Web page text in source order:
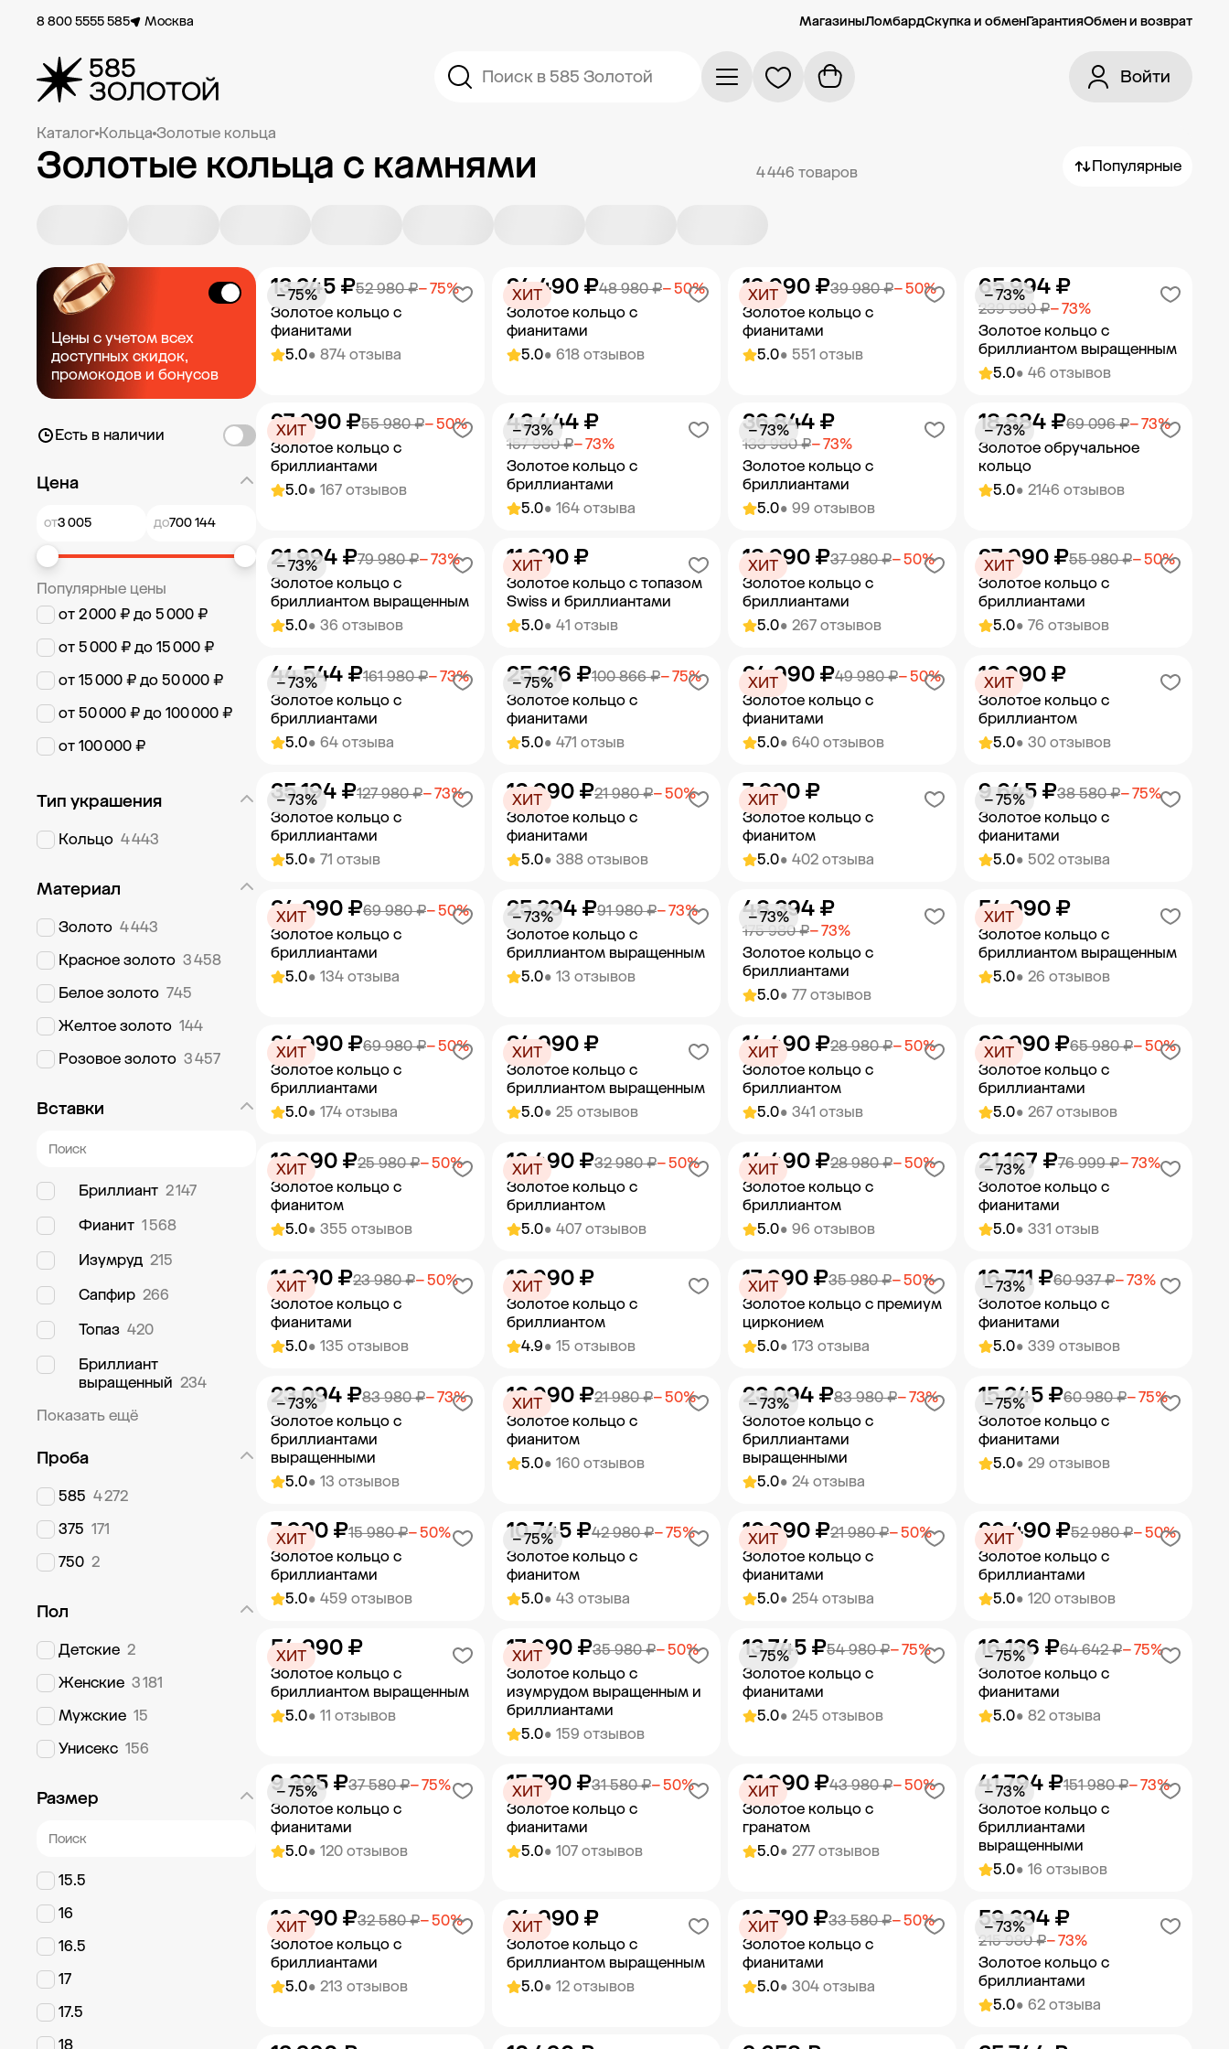
8 800 5555 585 Москва МагазиныЛомбардСкупка и обменГарантияОбмен и возврат
Поиск в 585 Золотой Войти
Каталог Кольца Золотые кольца
Золотые кольца с камнями 4 446 товаров Популярные
Цены с учетом всех
доступных скидок,
промокодов и бонусов
Есть в наличии
Цена
от до
Популярные цены
от 2 000 ₽ до 5 000 ₽
от 5 000 ₽ до 15 000 ₽
от 15 000 ₽ до 50 000 ₽
от 50 000 ₽ до 100 000 ₽
от 100 000 ₽
Тип украшения
Кольцо 4 443
Материал
Золото 4 443
Красное золото 3 458
Белое золото 745
Желтое золото 144
Розовое золото 3 457
Вставки
Бриллиант 2 147
Фианит 1 568
Изумруд 215
Сапфир 266
Топаз 420
Бриллиант
выращенный 234
Показать ещё
Проба
585 4 272
375 171
750 2
Пол
Детские 2
Женские 3 181
Мужские 15
Унисекс 156
Размер
15.5
16
16.5
17
17.5
18
5.0• 874 отзыва
Золотое кольцо с
фианитами
52 980 ₽− 75%
13 245 ₽
− 75%
Добавить в корзину
5.0• 618 отзывов
Золотое кольцо с
фианитами
48 980 ₽− 50%
24 490 ₽
ХИТ
Добавить в корзину
5.0• 551 отзыв
Золотое кольцо с
фианитами
39 980 ₽− 50%
19 990 ₽
ХИТ
Добавить в корзину
5.0• 46 отзывов
Золотое кольцо с
бриллиантом выращенным
239 980 ₽− 73%
65 994 ₽
− 73%
Добавить в корзину
5.0• 167 отзывов
Золотое кольцо с
бриллиантами
55 980 ₽− 50%
27 990 ₽
ХИТ
Добавить в корзину
5.0• 164 отзыва
Золотое кольцо с
бриллиантами
157 980 ₽− 73%
43 444 ₽
− 73%
Добавить в корзину
5.0• 99 отзывов
Золотое кольцо с
бриллиантами
133 980 ₽− 73%
36 844 ₽
− 73%
Добавить в корзину
5.0• 2146 отзывов
Золотое обручальное
кольцо
69 096 ₽− 73%
18 884 ₽
− 73%
Добавить в корзину
5.0• 36 отзывов
Золотое кольцо с
бриллиантом выращенным
79 980 ₽− 73%
21 994 ₽
− 73%
Добавить в корзину
5.0• 41 отзыв
Золотое кольцо с топазом
Swiss и бриллиантами
11 990 ₽
ХИТ
Добавить в корзину
5.0• 267 отзывов
Золотое кольцо с
бриллиантами
37 980 ₽− 50%
18 990 ₽
ХИТ
Добавить в корзину
5.0• 76 отзывов
Золотое кольцо с
бриллиантами
55 980 ₽− 50%
27 990 ₽
ХИТ
Добавить в корзину
5.0• 64 отзыва
Золотое кольцо с
бриллиантами
161 980 ₽− 73%
44 544 ₽
− 73%
Добавить в корзину
5.0• 471 отзыв
Золотое кольцо с
фианитами
100 866 ₽− 75%
25 216 ₽
− 75%
Добавить в корзину
5.0• 640 отзывов
Золотое кольцо с
фианитами
49 980 ₽− 50%
24 990 ₽
ХИТ
Добавить в корзину
5.0• 30 отзывов
Золотое кольцо с
бриллиантом
10 990 ₽
ХИТ
Добавить в корзину
5.0• 71 отзыв
Золотое кольцо с
бриллиантами
127 980 ₽− 73%
35 194 ₽
− 73%
Добавить в корзину
5.0• 388 отзывов
Золотое кольцо с
фианитами
21 980 ₽− 50%
10 990 ₽
ХИТ
Добавить в корзину
5.0• 402 отзыва
Золотое кольцо с
фианитом
7 990 ₽
ХИТ
Добавить в корзину
5.0• 502 отзыва
Золотое кольцо с
фианитами
38 580 ₽− 75%
9 645 ₽
− 75%
Добавить в корзину
5.0• 134 отзыва
Золотое кольцо с
бриллиантами
69 980 ₽− 50%
34 990 ₽
ХИТ
Добавить в корзину
5.0• 13 отзывов
Золотое кольцо с
бриллиантом выращенным
91 980 ₽− 73%
25 294 ₽
− 73%
Добавить в корзину
5.0• 77 отзывов
Золотое кольцо с
бриллиантами
175 980 ₽− 73%
48 394 ₽
− 73%
Добавить в корзину
5.0• 26 отзывов
Золотое кольцо с
бриллиантом выращенным
54 990 ₽
ХИТ
Добавить в корзину
5.0• 174 отзыва
Золотое кольцо с
бриллиантами
69 980 ₽− 50%
34 990 ₽
ХИТ
Добавить в корзину
5.0• 25 отзывов
Золотое кольцо с
бриллиантом выращенным
34 990 ₽
ХИТ
Добавить в корзину
5.0• 341 отзыв
Золотое кольцо с
бриллиантом
28 980 ₽− 50%
14 490 ₽
ХИТ
Добавить в корзину
5.0• 267 отзывов
Золотое кольцо с
бриллиантами
65 980 ₽− 50%
32 990 ₽
ХИТ
Добавить в корзину
5.0• 355 отзывов
Золотое кольцо с
фианитом
25 980 ₽− 50%
12 990 ₽
ХИТ
Добавить в корзину
5.0• 407 отзывов
Золотое кольцо с
бриллиантом
32 980 ₽− 50%
16 490 ₽
ХИТ
Добавить в корзину
5.0• 96 отзывов
Золотое кольцо с
бриллиантом
28 980 ₽− 50%
14 490 ₽
ХИТ
Добавить в корзину
5.0• 331 отзыв
Золотое кольцо с
фианитами
76 999 ₽− 73%
21 167 ₽
− 73%
Добавить в корзину
5.0• 135 отзывов
Золотое кольцо с
фианитами
23 980 ₽− 50%
11 990 ₽
ХИТ
Добавить в корзину
4.9• 15 отзывов
Золотое кольцо с
бриллиантом
10 990 ₽
ХИТ
Добавить в корзину
5.0• 173 отзыва
Золотое кольцо с премиум
цирконием
35 980 ₽− 50%
17 990 ₽
ХИТ
Добавить в корзину
5.0• 339 отзывов
Золотое кольцо с
фианитами
60 937 ₽− 73%
16 711 ₽
− 73%
Добавить в корзину
5.0• 13 отзывов
Золотое кольцо с
бриллиантами
выращенными
83 980 ₽− 73%
23 094 ₽
− 73%
Добавить в корзину
5.0• 160 отзывов
Золотое кольцо с
фианитом
21 980 ₽− 50%
10 990 ₽
ХИТ
Добавить в корзину
5.0• 24 отзыва
Золотое кольцо с
бриллиантами
выращенными
83 980 ₽− 73%
23 094 ₽
− 73%
Добавить в корзину
5.0• 29 отзывов
Золотое кольцо с
фианитами
60 980 ₽− 75%
15 245 ₽
− 75%
Добавить в корзину
5.0• 459 отзывов
Золотое кольцо с
бриллиантами
15 980 ₽− 50%
7 990 ₽
ХИТ
Добавить в корзину
5.0• 43 отзыва
Золотое кольцо с
фианитом
42 980 ₽− 75%
10 745 ₽
− 75%
Добавить в корзину
5.0• 254 отзыва
Золотое кольцо с
фианитами
21 980 ₽− 50%
10 990 ₽
ХИТ
Добавить в корзину
5.0• 120 отзывов
Золотое кольцо с
бриллиантами
52 980 ₽− 50%
26 490 ₽
ХИТ
Добавить в корзину
5.0• 11 отзывов
Золотое кольцо с
бриллиантом выращенным
54 990 ₽
ХИТ
Добавить в корзину
5.0• 159 отзывов
Золотое кольцо с
изумрудом выращенным и
бриллиантами
35 980 ₽− 50%
17 990 ₽
ХИТ
Добавить в корзину
5.0• 245 отзывов
Золотое кольцо с
фианитами
54 980 ₽− 75%
13 745 ₽
− 75%
Добавить в корзину
5.0• 82 отзыва
Золотое кольцо с
фианитами
64 642 ₽− 75%
16 136 ₽
− 75%
Добавить в корзину
5.0• 120 отзывов
Золотое кольцо с
фианитами
37 580 ₽− 75%
9 395 ₽
− 75%
Добавить в корзину
5.0• 107 отзывов
Золотое кольцо с
фианитами
31 580 ₽− 50%
15 790 ₽
ХИТ
Добавить в корзину
5.0• 277 отзывов
Золотое кольцо с
гранатом
43 980 ₽− 50%
21 990 ₽
ХИТ
Добавить в корзину
5.0• 16 отзывов
Золотое кольцо с
бриллиантами
выращенными
151 980 ₽− 73%
41 794 ₽
− 73%
Добавить в корзину
5.0• 213 отзывов
Золотое кольцо с
бриллиантами
32 580 ₽− 50%
16 290 ₽
ХИТ
5.0• 12 отзывов
Золотое кольцо с
бриллиантом выращенным
34 990 ₽
ХИТ
5.0• 304 отзыва
Золотое кольцо с
фианитами
33 580 ₽− 50%
16 790 ₽
ХИТ
5.0• 62 отзыва
Золотое кольцо с
бриллиантами
215 980 ₽− 73%
59 394 ₽
− 73%